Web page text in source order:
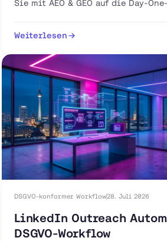
Sie mit AEO & GEO auf die Day-
Weiterlesen
DSGVO-konformer Workflow28. Juli 2026
LinkedIn Outreach
DSGVO-Workflow